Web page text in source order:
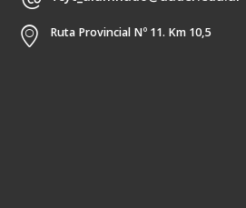
Ruta Provincial Nº 11. Km 10,5